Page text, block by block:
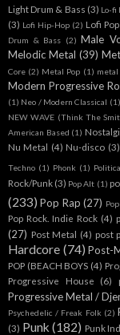
Light Drum & Bass (3) Lo-fi
(3) Lofi Hip-Hop (2) Lofi Pop
Drum & Bass (2) Male
Melodic Metal (39)
Core (2) Metal Pop (1) metal
Modern Progressive
(1) Neo / Modern Classical (1)
NEW WAVE (Think The
American Based (1)
Nu Metal (4) Nu-disco (3)
Techno (1) Phonk (1)
Rock/Punk (3) Pop Alt (1)
(233) Pop Rap (27)
Pop Rock. Indie Rock (4)
(27) Post Metal (4) post
Hardcore (74) Post-
POP (BEACH BOYS (4)
Progressive House (6)
Progressive Metal /
Psychedelic / Freak Folk (2)
(3) Punk (182) Punk